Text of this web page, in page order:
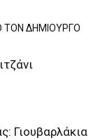
ΤΟΝ ΔΗΜΙΟΥΡΓΟ
Γιουβαρλάκια